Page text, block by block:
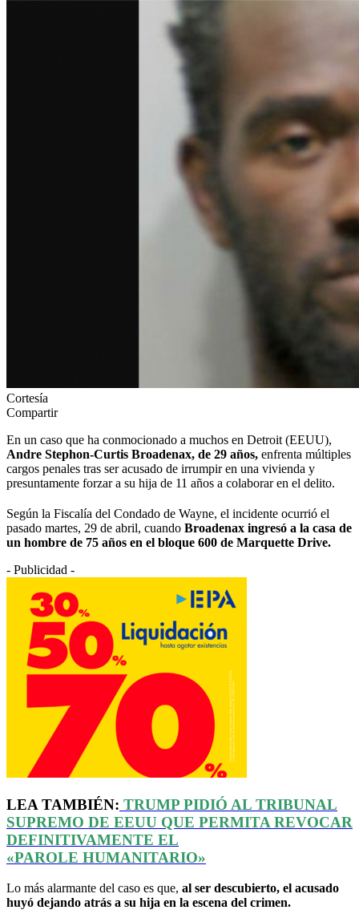
Cortesía
Compartir
En un caso que ha conmocionado a muchos en Detroit (EEUU),
Andre Stephon-Curtis Broadenax, de 29 años, enfrenta múltiples
cargos penales tras ser acusado de irrumpir en una vivienda y
presuntamente forzar a su hija de 11 años a colaborar en el delito.
Según la Fiscalía del Condado de Wayne, el incidente ocurrió el
pasado martes, 29 de abril, cuando Broadenax ingresó a la casa de
un hombre de 75 años en el bloque 600 de Marquette Drive.
- Publicidad -
LEA TAMBIÉN: TRUMP PIDIÓ AL TRIBUNAL
SUPREMO DE EEUU QUE PERMITA REVOCAR
DEFINITIVAMENTE EL
«PAROLE HUMANITARIO»
Lo más alarmante del caso es que, al ser descubierto, el acusado
huyó dejando atrás a su hija en la escena del crimen.